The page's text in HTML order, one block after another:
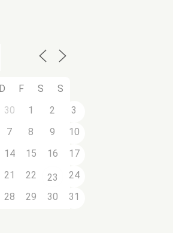
D F S
S
30 1 2
3
7 8 9
10
14 15 16
17
21 22 23
24
28 29 30 31